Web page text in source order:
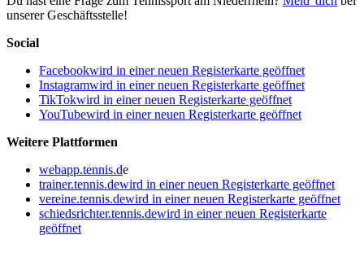
unserer Geschäftsstelle!
Social
Facebookwird in einer neuen Registerkarte geöffnet
Instagramwird in einer neuen Registerkarte geöffnet
TikTokwird in einer neuen Registerkarte geöffnet
YouTubewird in einer neuen Registerkarte geöffnet
Weitere Plattformen
webapp.tennis.de
trainer.tennis.dewird in einer neuen Registerkarte geöffnet
vereine.tennis.dewird in einer neuen Registerkarte geöffnet
schiedsrichter.tennis.dewird in einer neuen Registerkarte
geöffnet